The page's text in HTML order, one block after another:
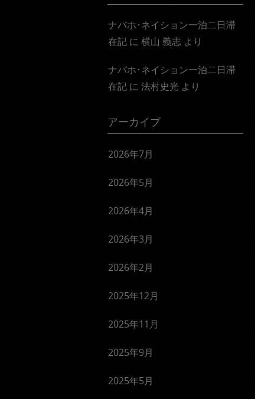
ナバホ･ネイション一泊二日滞
在記 に 横山 義志 より
ナバホ･ネイション一泊二日滞
在記 に 法村史光 より
アーカイブ
2026年7月
2026年5月
2026年4月
2026年3月
2026年2月
2025年12月
2025年11月
2025年9月
2025年5月